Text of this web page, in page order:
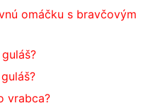
omáčku s bravčovým
vrabca?